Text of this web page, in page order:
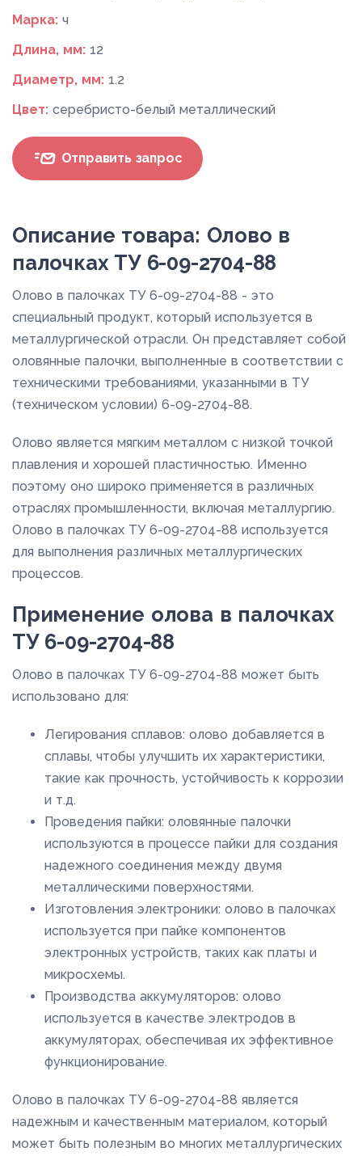
Марка: ч
Длина, мм: 12
Диаметр, мм: 1.2
Цвет: серебристо-белый металлический
Отправить запрос
Описание товара: Олово в
палочках ТУ 6-09-2704-88
Олово в палочках ТУ 6-09-2704-88 - это
специальный продукт, который используется в
металлургической отрасли. Он представляет собой
оловянные палочки, выполненные в соответствии с
техническими требованиями, указанными в ТУ
(техническом условии) 6-09-2704-88.
Олово является мягким металлом с низкой точкой
плавления и хорошей пластичностью. Именно
поэтому оно широко применяется в различных
отраслях промышленности, включая металлургию.
Олово в палочках ТУ 6-09-2704-88 используется
для выполнения различных металлургических
процессов.
Применение олова в палочках
ТУ 6-09-2704-88
Олово в палочках ТУ 6-09-2704-88 может быть
использовано для:
Легирования сплавов: олово добавляется в
сплавы, чтобы улучшить их характеристики,
такие как прочность, устойчивость к коррозии
и т.д.
Проведения пайки: оловянные палочки
используются в процессе пайки для создания
надежного соединения между двумя
металлическими поверхностями.
Изготовления электроники: олово в палочках
используется при пайке компонентов
электронных устройств, таких как платы и
микросхемы.
Производства аккумуляторов: олово
используется в качестве электродов в
аккумуляторах, обеспечивая их эффективное
функционирование.
Олово в палочках ТУ 6-09-2704-88 является
надежным и качественным материалом, который
может быть полезным во многих металлургических